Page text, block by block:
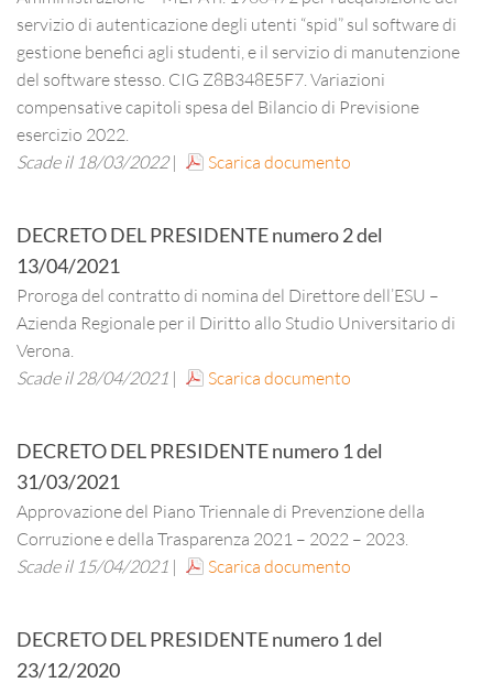
servizio di autenticazione degli utenti “spid” sul software di
gestione benefici agli studenti, e il servizio di manutenzione
del software stesso. CIG Z8B348E5F7. Variazioni
compensative capitoli spesa del Bilancio di Previsione
esercizio 2022.
Scade il 18/03/2022| Scarica documento
DECRETO DEL PRESIDENTEnumero2del
13/04/2021
Proroga del contratto di nomina del Direttore dell’ESU –
Azienda Regionale per il Diritto allo Studio Universitario di
Verona.
Scade il 28/04/2021 | Scarica documento
DECRETO DEL PRESIDENTEnumero 1del
31/03/2021
Approvazione del Piano Triennale di Prevenzione della
Corruzione e della Trasparenza 2021 – 2022 – 2023.
Scade il 15/04/2021 | Scarica documento
DECRETO DEL PRESIDENTEnumero 1del
23/12/2020